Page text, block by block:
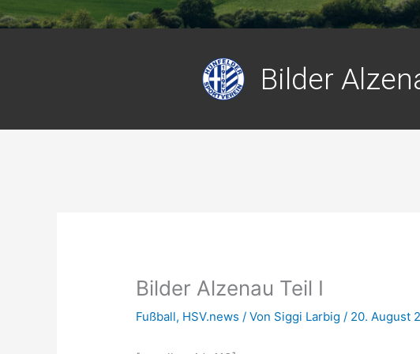
Bilder
Bilder Alzenau Teil I
Fußball, HSV.news / Von Siggi Larbig / 20. August